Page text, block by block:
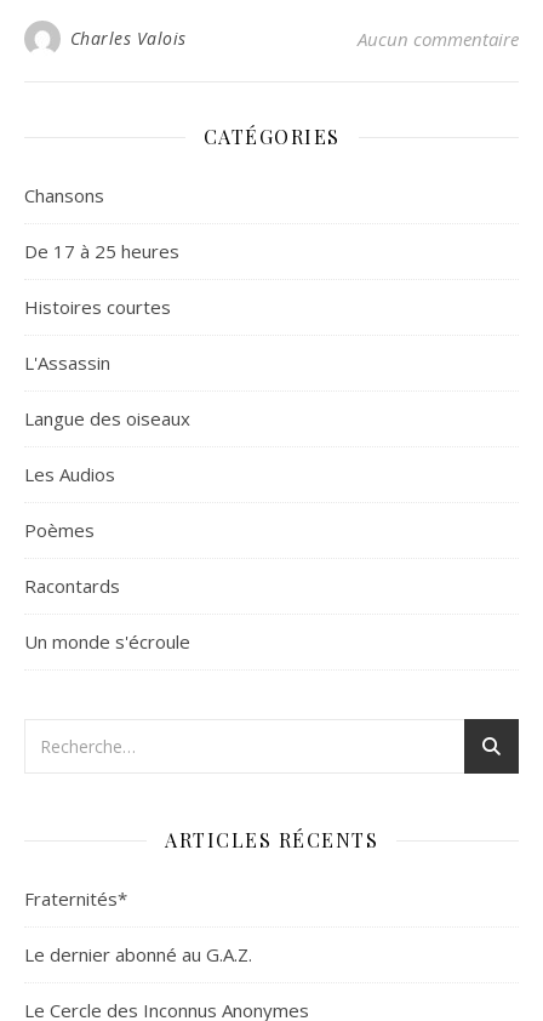
Charles Valois Aucun commentaire
CATÉGORIES
Chansons
De 17 à 25 heures
Histoires courtes
L'Assassin
Langue des oiseaux
Les Audios
Poèmes
Racontards
Un monde s'écroule
ARTICLES RÉCENTS
Fraternités*
Le dernier abonné au G.A.Z.
Le Cercle des Inconnus Anonymes